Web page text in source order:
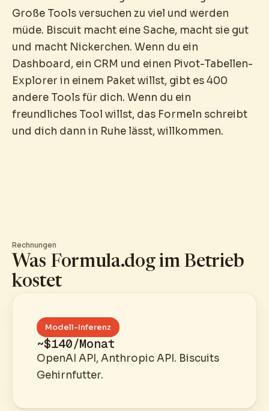
Große Tools versuchen zu viel und werden
müde. Biscuit macht eine Sache, macht sie gut
und macht Nickerchen. Wenn du ein
Dashboard, ein CRM und einen Pivot-Tabellen-
Explorer in einem Paket willst, gibt es 400
andere Tools für dich. Wenn du ein
freundliches Tool willst, das Formeln schreibt
und dich dann in Ruhe lässt, willkommen.
Rechnungen
Was Formula.dog im Betrieb
kostet
Modell-Inferenz
~$140/Monat
OpenAI API, Anthropic API. Biscuits
Gehirnfutter.